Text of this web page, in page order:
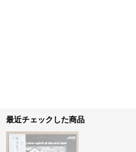
最近チェックした商品